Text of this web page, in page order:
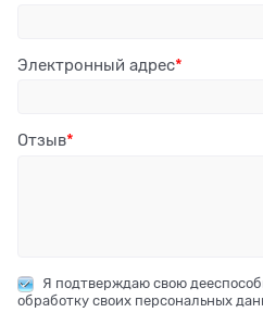
Электронный адрес
Отзыв
Я подтверждаю свою
обработку своих персональных